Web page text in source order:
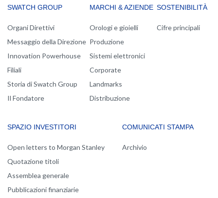
MAIN
NAVIGATION
SWATCH GROUP
Organi Direttivi
Messaggio della Direzione
Innovation Powerhouse
Filiali
Storia di Swatch Group
Il Fondatore
MARCHI & AZIENDE
Orologi e gioielli
Produzione
Sistemi elettronici
Corporate
Landmarks
Distribuzione
SOSTENIBILITÀ
Cifre principali
SPAZIO INVESTITORI
Open letters to Morgan Stanley
Quotazione titoli
Assemblea generale
Pubblicazioni finanziarie
COMUNICATI STAMPA
Archivio